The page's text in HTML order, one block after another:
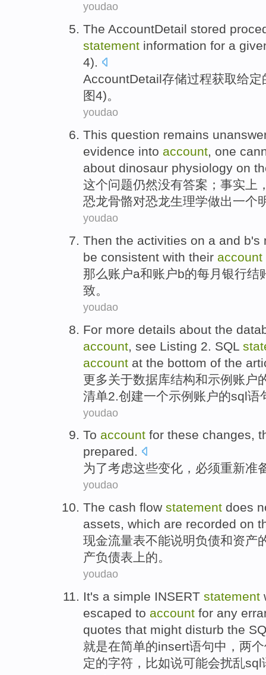
youdao
The AccountDetail stored
statement information for a
4).
AccountDetail存储过程获取给定
图4)。
youdao
This question remains
evidence into account, one
about dinosaur physiology on
这个问题仍然没有答案 ； 事实上
恐龙骨骼对恐龙生理学做出一个
youdao
Then the activities on a and b's
be consistent with their account
那么账户a和账户b的每月 银行结
致。
youdao
For more details about the
account see Listing 2 SQL
account at the bottom of the
更多关于数据库结构和示例 账户
清单2 创建一个示例账户的sql语
youdao
To account for these changes,
prepared.
为了考虑这些变化 ，必须重新准
youdao
The cash flow statement does
assets, which are recorded on
现金流量表不能说明负债和资产
产负债表上的。
youdao
It's a simple INSERT statement
escaped to account for any
quotes that might disturb the
就是在简单的insert语句中 ， 两个
定的字符 ， 比如说可能会扰乱sql